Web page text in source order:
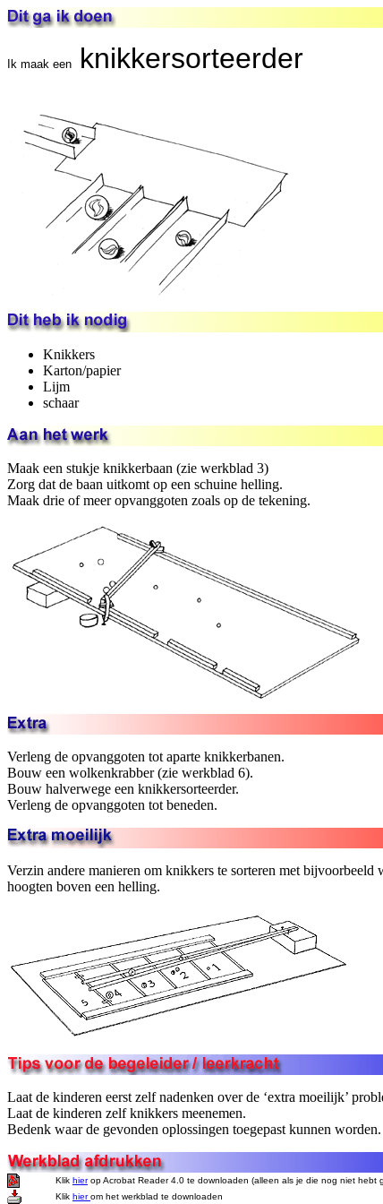
Ik maak een knikkersorteerder
Knikkers
Karton/papier
Lijm
schaar
Maak een stukje knikkerbaan (zie werkblad 3)
Zorg dat de baan uitkomt op een schuine helling.
Maak drie of meer opvanggoten zoals op de tekening.
Verleng de opvanggoten tot aparte knikkerbanen.
Bouw een wolkenkrabber (zie werkblad 6).
Bouw halverwege een knikkersorteerder.
Verleng de opvanggoten tot beneden.
Verzin andere manieren om knikkers te sorteren met
hoogten boven een helling.
Laat de kinderen eerst zelf nadenken over de ‘extra moeilijk’
Laat de kinderen zelf knikkers meenemen.
Bedenk waar de gevonden oplossingen toegepast kunnen worden.
Klik hierop Acrobat Reader 4.0 te downloaden (alleen als je die nog niet hebt
Klik hierom het werkblad te downloaden